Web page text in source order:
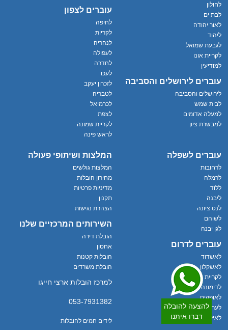
לחולון
לבת ים
לאור יהודה
ליהוד
לגבעת שמואל
לקריית אונו
למודיעין
עוברים לירושלים והסביבה
לירושלים והסביבה
לבית שמש
למעלה אדומים
למבשרת ציון
עוברים לצפון
לחיפה
לקריות
לנהריה
לעפולה
לחדרה
לעכו
לזכרון יעקב
לטבריה
לכרמיאל
לצפת
לקריית שמונה
לראש פינה
עוברים לשפלה
לרחובות
לרמלה
ללוד
ליבנה
לנס ציונה
לשוהם
לגן יבנה
עוברים לדרום
לאשדוד
לאשקלון
לקריית גת
לדימונה
לאופקים
לערד
לאילת
המלצות ושיתופי פעולה
המלצות גולשים
מחירון הובלות
מדיניות פרטיות
תקנון
הצהרת נגישות
השירותים המרכזיים שלנו
הובלת דירה
אחסון
הובלות קטנות
הובלת משרדים
למרכז הובלות ארצי חייגו
053-7931382
לידים חמים להובלות
להצעה להובלה
דברו איתנו